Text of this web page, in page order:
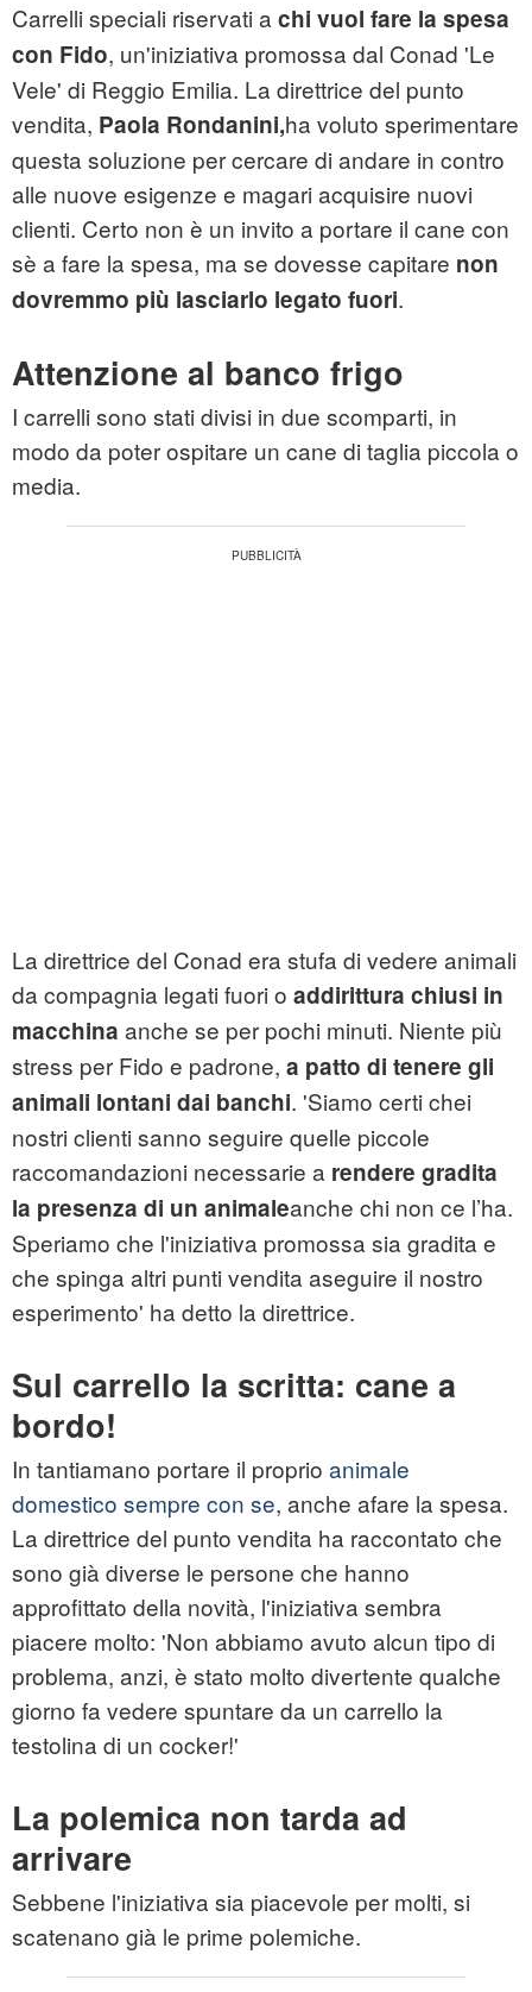
Carrelli speciali riservati a chi vuol fare la spesa
con Fido, un'iniziativa promossa dal Conad 'Le
Vele' di Reggio Emilia. La direttrice del punto
vendita, Paola Rondanini,ha voluto sperimentare
questa soluzione per cercare di andare in contro
alle nuove esigenze e magari acquisire nuovi
clienti. Certo non è un invito a portare il cane con
sè a fare la spesa, ma se dovesse capitare non
dovremmo più lasciarlo legato fuori.
Attenzione al banco frigo
I carrelli sono stati divisi in due scomparti, in
modo da poter ospitare un cane di taglia piccola o
media.
La direttrice del Conad era stufa di vedere animali
da compagnia legati fuori o addirittura chiusi in
macchina anche se per pochi minuti. Niente più
stress per Fido e padrone, a patto di tenere gli
animali lontani dai banchi. 'Siamo certi chei
nostri clienti sanno seguire quelle piccole
raccomandazioni necessarie a rendere gradita
la presenza di un animaleanche chi non ce l’ha.
Speriamo che l'iniziativa promossa sia gradita e
che spinga altri punti vendita aseguire il nostro
esperimento' ha detto la direttrice.
Sul carrello la scritta: cane a
bordo!
In tantiamano portare il proprio animale
domestico sempre con se, anche afare la spesa.
La direttrice del punto vendita ha raccontato che
sono già diverse le persone che hanno
approfittato della novità, l'iniziativa sembra
piacere molto: 'Non abbiamo avuto alcun tipo di
problema, anzi, è stato molto divertente qualche
giorno fa vedere spuntare da un carrello la
testolina di un cocker!'
La polemica non tarda ad
arrivare
Sebbene l'iniziativa sia piacevole per molti, si
scatenano già le prime polemiche.